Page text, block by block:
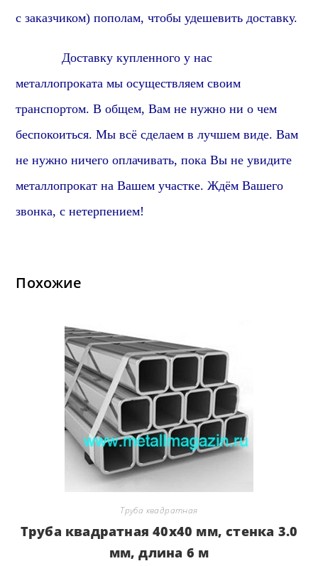
с заказчиком) пополам, чтобы удешевить доставку.
Доставку купленного у нас
металлопроката мы осуществляем своим
транспортом.В общем,Вам не нужно ни о чем
беспокоиться. Мы всё сделаем в лучшем виде. Вам
не нужно ничего оплачивать, пока Вы не увидите
металлопрокат на Вашем участке. Ждём Вашего
звонка, с нетерпением!
Похожие
Труба квадратная
Труба квадратная 40х40 мм, стенка 3.0
мм, длина 6 м